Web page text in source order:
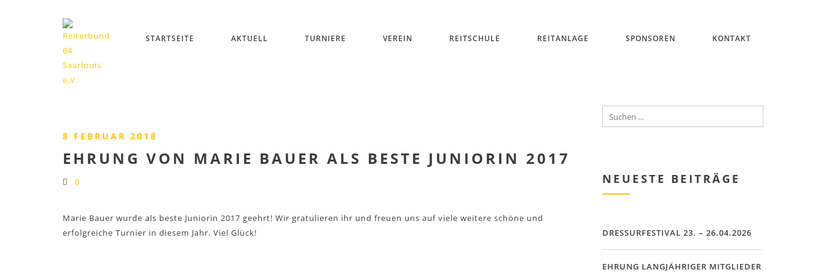
STARTSEITE AKTUELL TURNIERE VEREIN REITSCHULE REITANLAGE SPONSOREN KONTAKT
8 FEBRUAR 2018
EHRUNG VON MARIE BAUER ALS BESTE JUNIORIN 2017
0
Marie Bauer wurde als beste Juniorin 2017 geehrt! Wir gratulieren ihr und freuen uns auf viele weitere schöne und
erfolgreiche Turnier in diesem Jahr. Viel Glück!
NEUESTE BEITRÄGE
DRESSURFESTIVAL 23. – 26.04.2026
EHRUNG LANGJÄHRIGER MITGLIEDER